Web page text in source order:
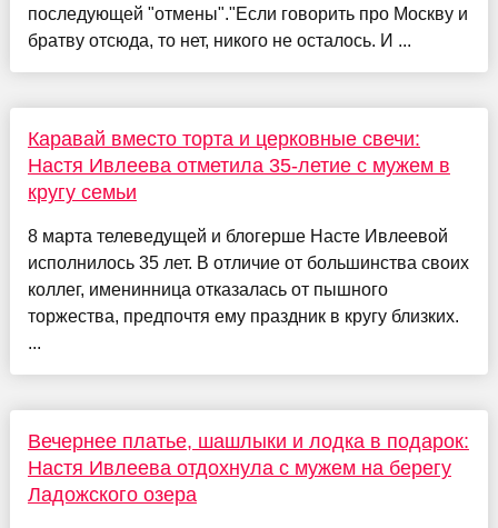
последующей "отмены"."Если говорить про Москву и
братву отсюда, то нет, никого не осталось. И ...
Каравай вместо торта и церковные свечи:
Настя Ивлеева отметила 35-летие с мужем в
кругу семьи
8 марта телеведущей и блогерше Насте Ивлеевой
исполнилось 35 лет. В отличие от большинства своих
коллег, именинница отказалась от пышного
торжества, предпочтя ему праздник в кругу близких.
...
Вечернее платье, шашлыки и лодка в подарок:
Настя Ивлеева отдохнула с мужем на берегу
Ладожского озера